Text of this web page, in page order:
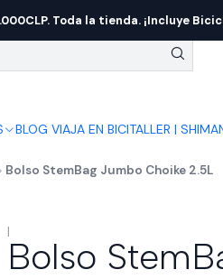
BLOG VIAJA EN BICITALLER |
Toda la tienda. ¡Incluye
Bolso StemBag Jumbo Choike 2.5L
|
Bolso